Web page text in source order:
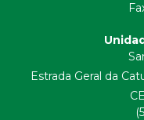
Estrada Geral da